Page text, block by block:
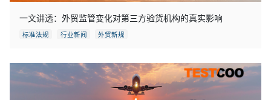
一文讲透：外贸监管变化对第三方验货机构的真实影响
标准法规 行业新闻 外贸新规